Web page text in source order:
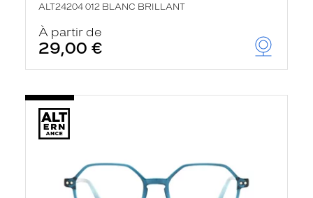
ALT24204 012 BLANC BRILLANT
À partir de
29,00 €